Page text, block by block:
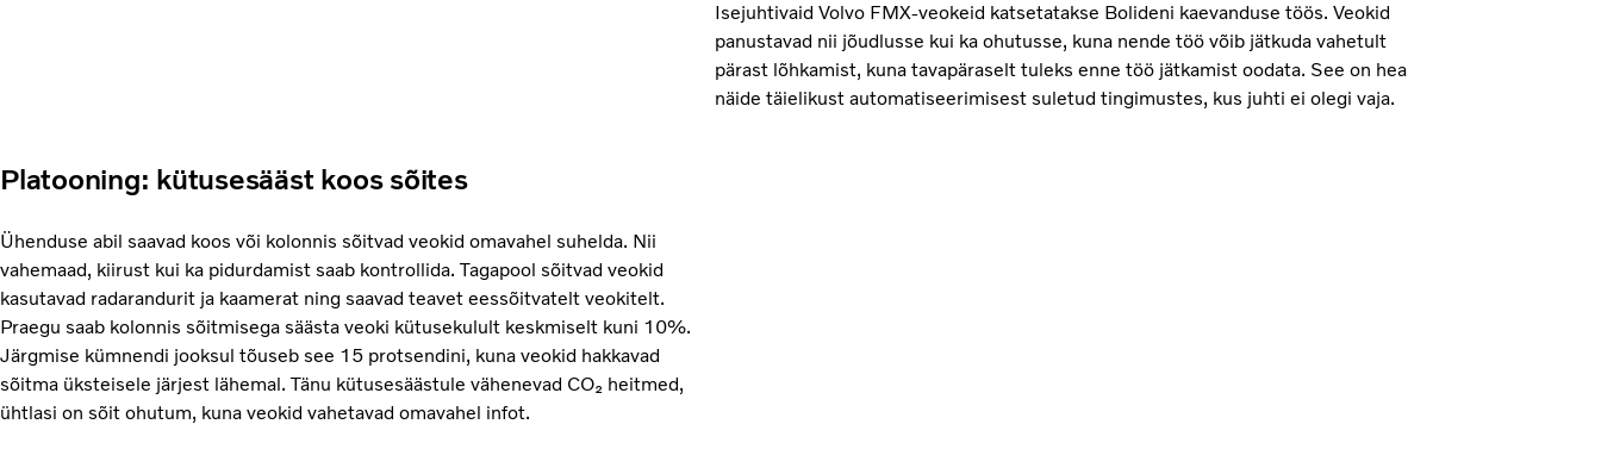
Isejuhtivaid Volvo FMX-veokeid katsetatakse Bolideni kaevanduse töös. Veokid
panustavad nii jõudlusse kui ka ohutusse, kuna nende töö võib jätkuda vahetult
pärast lõhkamist, kuna tavapäraselt tuleks enne töö jätkamist oodata. See on hea
näide täielikust automatiseerimisest suletud tingimustes, kus juhti ei olegi vaja.
Platooning: kütusesääst koos sõites
Ühenduse abil saavad koos või kolonnis sõitvad veokid omavahel suhelda. Nii
vahemaad, kiirust kui ka pidurdamist saab kontrollida. Tagapool sõitvad veokid
kasutavad radarandurit ja kaamerat ning saavad teavet eessõitvatelt veokitelt.
Praegu saab kolonnis sõitmisega säästa veoki kütusekulult keskmiselt kuni 10%.
Järgmise kümnendi jooksul tõuseb see 15 protsendini, kuna veokid hakkavad
sõitma üksteisele järjest lähemal. Tänu kütusesäästule vähenevad CO₂ heitmed,
ühtlasi on sõit ohutum, kuna veokid vahetavad omavahel infot.